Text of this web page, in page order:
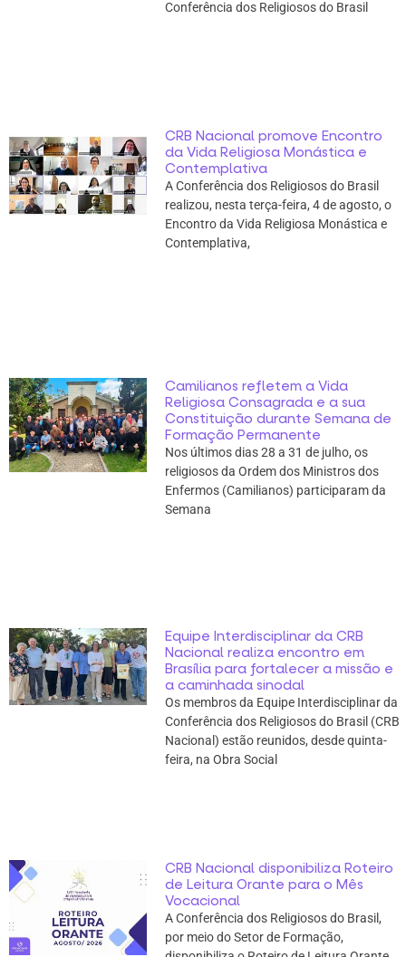
Conferência dos Religiosos do Brasil
CRB Nacional promove Encontro
da Vida Religiosa Monástica e
Contemplativa
A Conferência dos Religiosos do Brasil
realizou, nesta terça-feira, 4 de agosto, o
Encontro da Vida Religiosa Monástica e
Contemplativa,
Camilianos refletem a Vida
Religiosa Consagrada e a sua
Constituição durante Semana de
Formação Permanente
Nos últimos dias 28 a 31 de julho, os
religiosos da Ordem dos Ministros dos
Enfermos (Camilianos) participaram da
Semana
Equipe Interdisciplinar da CRB
Nacional realiza encontro em
Brasília para fortalecer a missão e
a caminhada sinodal
Os membros da Equipe Interdisciplinar da
Conferência dos Religiosos do Brasil (CRB
Nacional) estão reunidos, desde quinta-
feira, na Obra Social
CRB Nacional disponibiliza Roteiro
de Leitura Orante para o Mês
Vocacional
A Conferência dos Religiosos do Brasil,
por meio do Setor de Formação,